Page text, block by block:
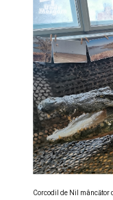
Corcodil de Nil mâncător